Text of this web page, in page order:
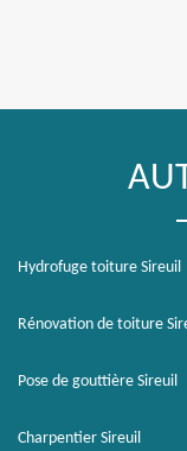
Hydrofuge toiture Sireuil
Rénovation de toiture
Pose de gouttière Sireuil
Charpentier Sireuil